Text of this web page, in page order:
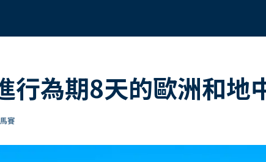
行為期8天的歐洲和地
賽